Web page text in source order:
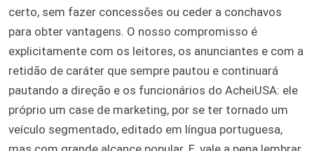
certo, sem fazer concessões ou ceder a conchavos
para obter vantagens. O nosso compromisso é
explicitamente com os leitores, os anunciantes e com a
retidão de caráter que sempre pautou e continuará
pautando a direção e os funcionários do AcheiUSA: ele
próprio um case de marketing, por se ter tornado um
veículo segmentado, editado em língua portuguesa,